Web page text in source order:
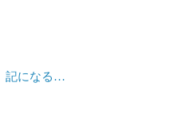
記になる…